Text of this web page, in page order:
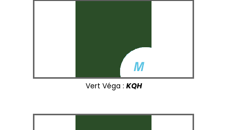
Vert Véga : KQH